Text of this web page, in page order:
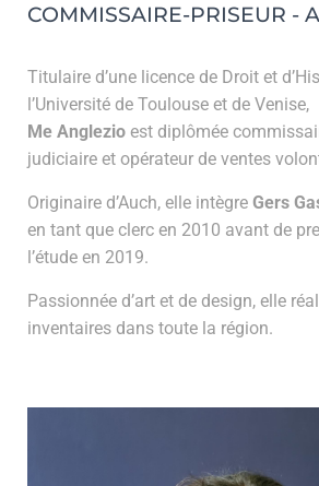
COMMISSAIRE-PRISEUR -
Titulaire d’une licence de Droit et
l’Université de Toulouse et de Venise,
Me Anglezio est diplômée
judiciaire et opérateur de ventes
Originaire d’Auch, elle intègre Gers
en tant que clerc en 2010 avant de
l’étude en 2019.
Passionnée d’art et de design, elle
inventaires dans toute la région.